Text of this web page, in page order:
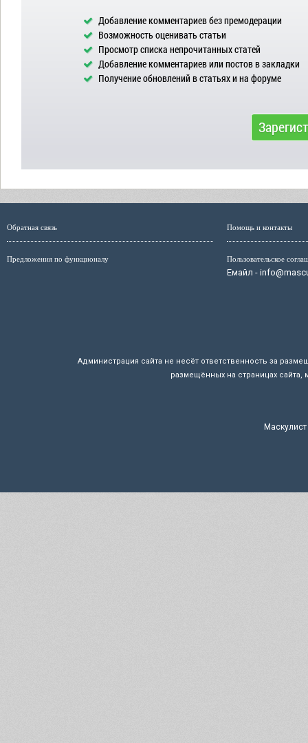
Добавление комментариев без премодерации
Возможность оценивать статьи
Просмотр списка непрочитанных статей
Добавление комментариев или постов в закладки
Получение обновлений в статьях и на форуме
Обратная связь
Предложения по функционалу
Помощь и контакты
Пользовательское
Емайл -
Администрация сайта не несёт ответственность за
размещённых на страницах